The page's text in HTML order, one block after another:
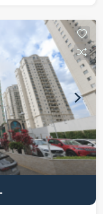
bem
e
Excelente
seguro
cidade Próximo
e diversos
conforto,
para